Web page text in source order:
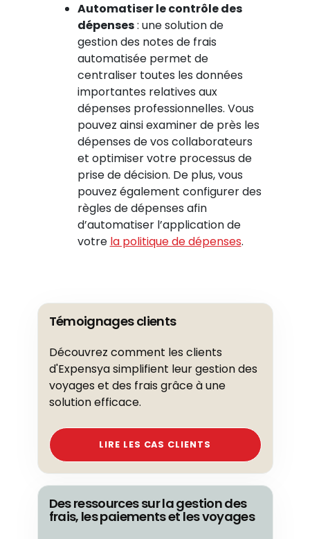
Automatiser le contrôle des
dépenses: une solution de
gestion des notes de frais
automatisée permet de
centraliser toutes les données
importantes relatives aux
dépenses professionnelles. Vous
pouvez ainsi examiner de près les
dépenses de vos collaborateurs
et optimiser votre processus de
prise de décision. De plus, vous
pouvez également configurer des
règles de dépenses afin
d’automatiser l’application de
votre la politique de dépenses.
Témoignages clients
Découvrez comment les clients
d'Expensya simplifient leur gestion des
voyages et des frais grâce à une
solution efficace.
LIRE LES CAS CLIENTS
Des ressources sur la gestion des
frais, les paiements et les voyages